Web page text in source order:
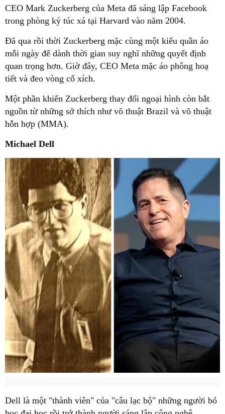
CEO Mark Zuckerberg của Meta đã sáng lập Facebook
trong phòng ký túc xá tại Harvard vào năm 2004.
Đã qua rồi thời Zuckerberg mặc cùng một kiểu quần áo
mỗi ngày để dành thời gian suy nghĩ những quyết định
quan trọng hơn. Giờ đây, CEO Meta mặc áo phông hoạ
tiết và đeo vòng cổ xích.
Một phần khiến Zuckerberg thay đổi ngoại hình còn bắt
nguồn từ những sở thích như võ thuật Brazil và võ thuật
hỗn hợp (MMA).
Michael Dell
Dell là một "thành viên" của "câu lạc bộ" những người bỏ